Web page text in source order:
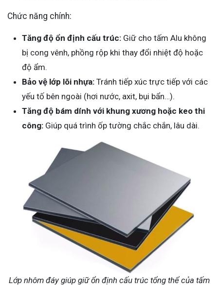
Chức năng chính:
Tăng độ ổn định cấu trúc: Giữ cho tấm Alu không
bị cong vênh, phồng rộp khi thay đổi nhiệt độ hoặc
độ ẩm.
Bảo vệ lớp lõi nhựa: Tránh tiếp xúc trực tiếp với các
yếu tố bên ngoài (hơi nước, axit, bụi bẩn…).
Tăng độ bám dính với khung xương hoặc keo thi
công: Giúp quá trình ốp tường chắc chắn, lâu dài.
Lớp nhôm đáy giúp giữ ổn định cấu trúc tổng thể của tấm